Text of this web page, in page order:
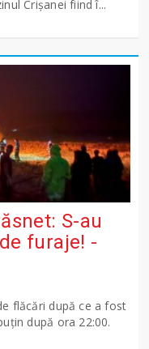
Crişanei fiind î...
S-au
furaje! -
flăcări după ce a fost
după ora 22:00.